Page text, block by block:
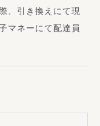
、引き換えにて現
マネーにて配達員